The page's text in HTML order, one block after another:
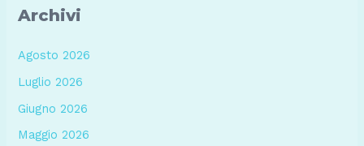
Archivi
Agosto 2026
Luglio 2026
Giugno 2026
Maggio 2026